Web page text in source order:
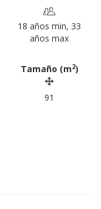
18 años min, 33
años max
Tamaño (m2)
91